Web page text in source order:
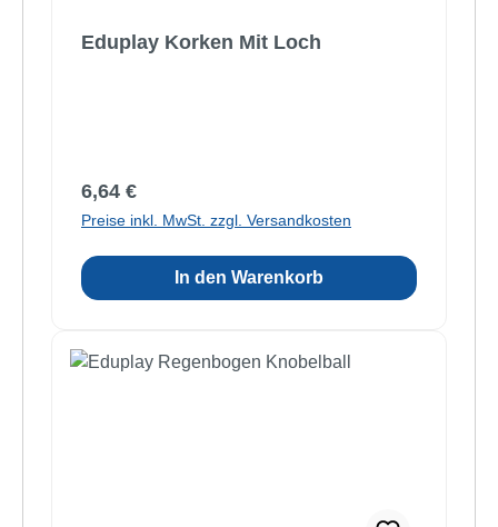
Eduplay Korken Mit Loch
Regulärer Preis:
6,64 €
Preise inkl. MwSt. zzgl. Versandkosten
In den Warenkorb